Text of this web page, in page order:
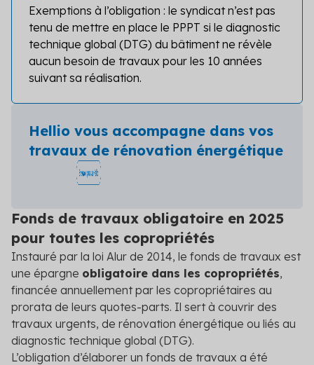
Exemptions à l’obligation : le syndicat n’est pas
tenu de mettre en place le PPPT si le diagnostic
technique global (DTG) du bâtiment ne révèle
aucun besoin de travaux pour les 10 années
suivant sa réalisation.
Hellio vous accompagne dans vos
travaux de rénovation énergétique
Fonds de travaux obligatoire en 2025
pour toutes les copropriétés
Instauré par la loi Alur de 2014, le fonds de travaux est
une épargne obligatoire dans les copropriétés,
financée annuellement par les copropriétaires au
prorata de leurs quotes-parts. Il sert à couvrir des
travaux urgents, de rénovation énergétique ou liés au
diagnostic technique global (DTG).
L’obligation d’élaborer un fonds de travaux a été